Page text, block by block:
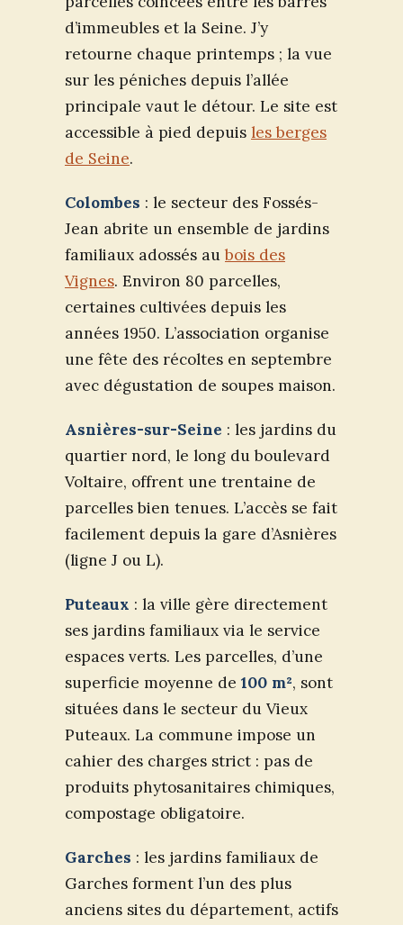
d’immeubles et la Seine. J’y
retourne chaque printemps ; la vue
sur les péniches depuis l’allée
principale vaut le détour. Le site est
accessible à pied depuis les berges
de Seine.
Colombes : le secteur des Fossés-
Jean abrite un ensemble de jardins
familiaux adossés au bois des
Vignes. Environ 80 parcelles,
certaines cultivées depuis les
années 1950. L’association organise
une fête des récoltes en septembre
avec dégustation de soupes maison.
Asnières-sur-Seine : les jardins du
quartier nord, le long du boulevard
Voltaire, offrent une trentaine de
parcelles bien tenues. L’accès se fait
facilement depuis la gare d’Asnières
(ligne J ou L).
Puteaux : la ville gère directement
ses jardins familiaux via le service
espaces verts. Les parcelles, d’une
superficie moyenne de 100 m², sont
situées dans le secteur du Vieux
Puteaux. La commune impose un
cahier des charges strict : pas de
produits phytosanitaires chimiques,
compostage obligatoire.
Garches : les jardins familiaux de
Garches forment l’un des plus
anciens sites du département, actifs